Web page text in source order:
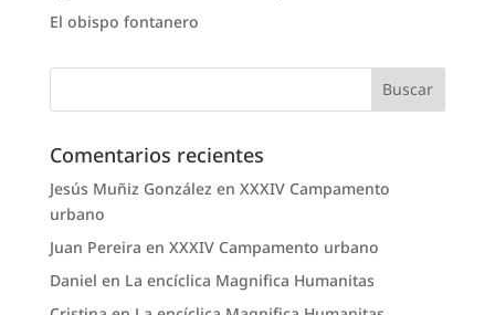
El obispo fontanero
Comentarios recientes
Jesús Muñiz González en XXXIV Campamento
urbano
Juan Pereira en XXXIV Campamento urbano
Daniel en La encíclica Magnifica Humanitas